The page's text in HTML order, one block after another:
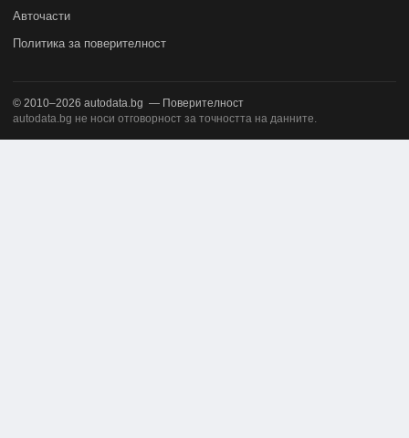
Авточасти
Политика за поверителност
© 2010–2026 autodata.bg — Поверителност
autodata.bg не носи отговорност за точността на данните.